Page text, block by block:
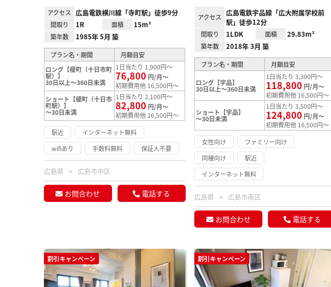
アクセス 広島電鉄横川線「寺町駅」徒歩9分
間取り 1R 面積 15m²
築年数 1985年 5月 築
プラン名・期間
月額目安
ロング【榎町（十日市町
駅）】
30日以上～360日未満
1日当たり 1,900円～
76,800 円/月～
初期費用他 16,500円～
ショート【榎町（十日市
町駅）】
～30日未満
1日当たり 2,100円～
82,800 円/月～
初期費用他 16,500円～
駅近
インターネット無料
wifiあり
手数料無料 保証人不要
広島県 広島市中区
お問合わせ 電話する
アクセス
広島電鉄宇品線「広大附属学校前
駅」徒歩12分
間取り 1LDK 面積 29.83m²
築年数 2018年 3月 築
プラン名・期間 月額目安
ロング【宇品】
30日以上～360日未満
1日当たり 3,300円～
118,800 円/月～
初期費用他 16,500円～
ショート【宇品】
～30日未満
1日当たり 3,500円～
124,800 円/月～
初期費用他 16,500円～
女性向け
ファミリー向け
同棲向け
駅近
インターネット無料
広島県 広島市南区
お問合わせ 電話する
割引キャンペーン 割引キャンペーン